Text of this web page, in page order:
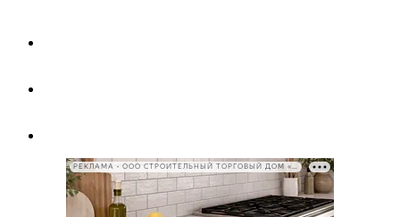
РЕКЛАМА • ООО СТРОИТЕЛЬНЫЙ ТОРГОВЫЙ ДОМ «ПЕТРОВИЧ», ИНН 7802348846